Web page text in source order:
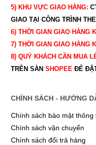
5) KHU VỰC GIAO HÀNG:
GIAO TẠI CÔNG TRÌNH
6) THỜI GIAN GIAO HÀNG
7) THỜI GIAN GIAO HÀNG
8) QUÝ KHÁCH CẦN MUA
TRÊN SÀN SHOPEEĐỂ
CHÍNH SÁCH - HƯỚNG
Chính sách bảo mật thông
Chính sách vận chuyển
Chính sách đổi trả hàng